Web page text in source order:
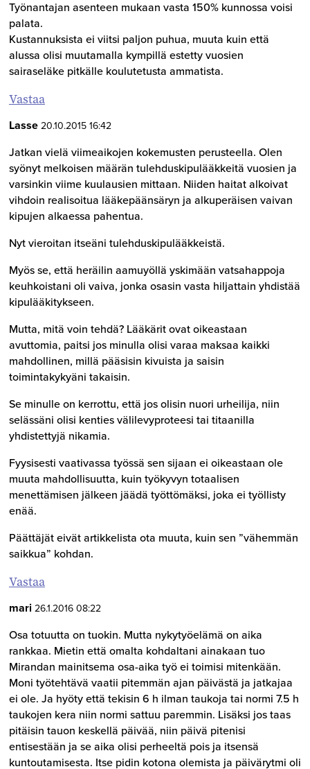
Työnantajan asenteen mukaan vasta 150% kunnossa voisi
palata.
Kustannuksista ei viitsi paljon puhua, muuta kuin että
alussa olisi muutamalla kympillä estetty vuosien
sairaseläke pitkälle koulutetusta ammatista.
Vastaa
Lasse 20.10.2015 16:42
Jatkan vielä viimeaikojen kokemusten perusteella. Olen
syönyt melkoisen määrän tulehduskipulääkkeitä vuosien ja
varsinkin viime kuulausien mittaan. Niiden haitat alkoivat
vihdoin realisoitua lääkepäänsäryn ja alkuperäisen vaivan
kipujen alkaessa pahentua.
Nyt vieroitan itseäni tulehduskipulääkkeistä.
Myös se, että heräilin aamuyöllä yskimään vatsahappoja
keuhkoistani oli vaiva, jonka osasin vasta hiljattain yhdistää
kipulääkitykseen.
Mutta, mitä voin tehdä? Lääkärit ovat oikeastaan
avuttomia, paitsi jos minulla olisi varaa maksaa kaikki
mahdollinen, millä pääsisin kivuista ja saisin
toimintakykyäni takaisin.
Se minulle on kerrottu, että jos olisin nuori urheilija, niin
selässäni olisi kenties välilevyproteesi tai titaanilla
yhdistettyjä nikamia.
Fyysisesti vaativassa työssä sen sijaan ei oikeastaan ole
muuta mahdollisuutta, kuin työkyvyn totaalisen
menettämisen jälkeen jäädä työttömäksi, joka ei työllisty
enää.
Päättäjät eivät artikkelista ota muuta, kuin sen ”vähemmän
saikkua” kohdan.
Vastaa
mari 26.1.2016 08:22
Osa totuutta on tuokin. Mutta nykytyöelämä on aika
rankkaa. Mietin että omalta kohdaltani ainakaan tuo
Mirandan mainitsema osa-aika työ ei toimisi mitenkään.
Moni työtehtävä vaatii pitemmän ajan päivästä ja jatkajaa
ei ole. Ja hyöty että tekisin 6 h ilman taukoja tai normi 7.5 h
taukojen kera niin normi sattuu paremmin. Lisäksi jos taas
pitäisin tauon keskellä päivää, niin päivä pitenisi
entisestään ja se aika olisi perheeltä pois ja itsensä
kuntoutamisesta. Itse pidin kotona olemista ja päivärytmi oli